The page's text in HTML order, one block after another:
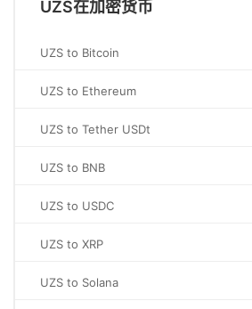
UZS在加密货币
UZS to Bitcoin
UZS to Ethereum
UZS to Tether USDt
UZS to BNB
UZS to USDC
UZS to XRP
UZS to Solana